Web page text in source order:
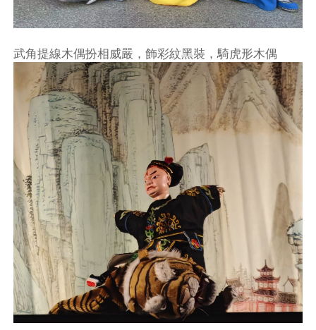
武角提線木偶扮相威嚴，飾彩紋黑裝，騎虎形木偶